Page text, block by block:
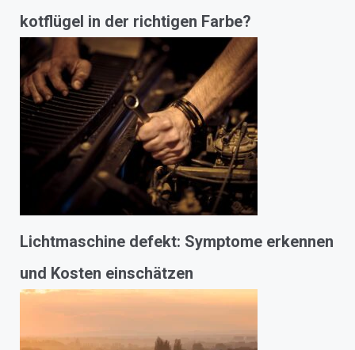
kotflügel in der richtigen Farbe?
Lichtmaschine defekt: Symptome erkennen
und Kosten einschätzen